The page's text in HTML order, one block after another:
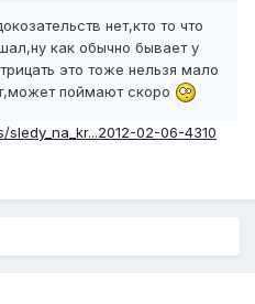
нет,кто то что
как обычно бывает у
это тоже нельзя мало
поймают скоро
02-06-4310